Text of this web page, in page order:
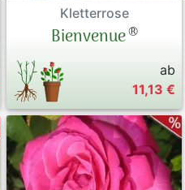
Kletterrose
Bienvenue®
ab
11,13 €